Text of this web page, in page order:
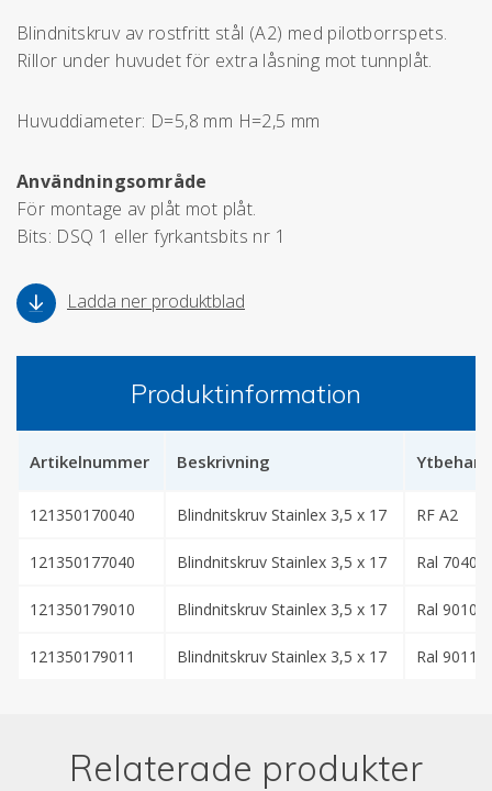
Blindnitskruv av rostfritt stål (A2) med pilotborrspets.
Rillor under huvudet för extra låsning mot tunnplåt.
Huvuddiameter: D=5,8 mm H=2,5 mm
Användningsområde
För montage av plåt mot plåt.
Bits: DSQ 1 eller fyrkantsbits nr 1
Ladda ner produktblad
Produktinformation
Artikelnummer Beskrivning
121350170040 Blindnitskruv Stainlex 3,5 x 17 RF A2
121350177040 Blindnitskruv Stainlex 3,5 x 17 Ral 7040
121350179010 Blindnitskruv Stainlex 3,5 x 17 Ral 9010
121350179011 Blindnitskruv Stainlex 3,5 x 17 Ral 9011
Relaterade produkter